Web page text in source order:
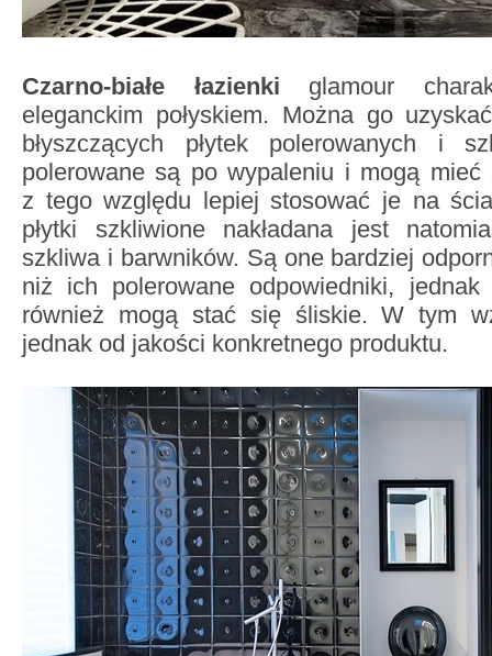
Czarno-białe łazienki glamour
eleganckim połyskiem. Można go
błyszczących płytek polerowanych i
polerowane są po wypaleniu i mogą mieć
z tego względu lepiej stosować je na
płytki szkliwione nakładana jest
szkliwa i barwników. Są one bardziej
niż ich polerowane odpowiedniki,
również mogą stać się śliskie. W tym
jednak od jakości konkretnego produktu.